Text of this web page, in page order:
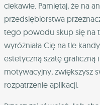
ciekawie. Pamiętaj, że na
przedsiębiorstwa
tego powodu skup się na
wyróżniała Cię na tle
estetyczną szatę graficzną
motywacyjny, zwiększysz
rozpatrzenie aplikacji.